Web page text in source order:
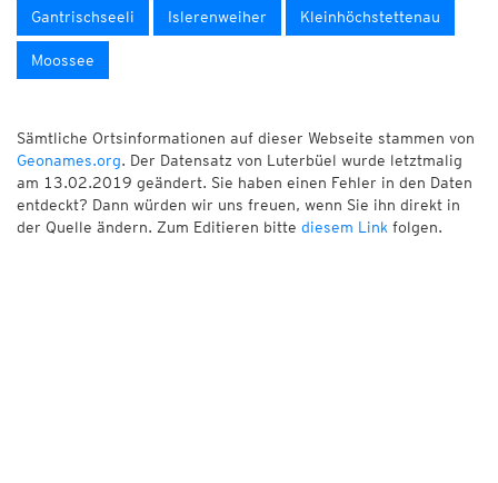
Gantrischseeli Islerenweiher Kleinhöchstettenau
Moossee
Sämtliche Ortsinformationen auf dieser Webseite stammen von
Geonames.org. Der Datensatz von Luterbüel wurde letztmalig
am 13.02.2019 geändert. Sie haben einen Fehler in den Daten
entdeckt? Dann würden wir uns freuen, wenn Sie ihn direkt in
der Quelle ändern. Zum Editieren bitte diesem Link folgen.